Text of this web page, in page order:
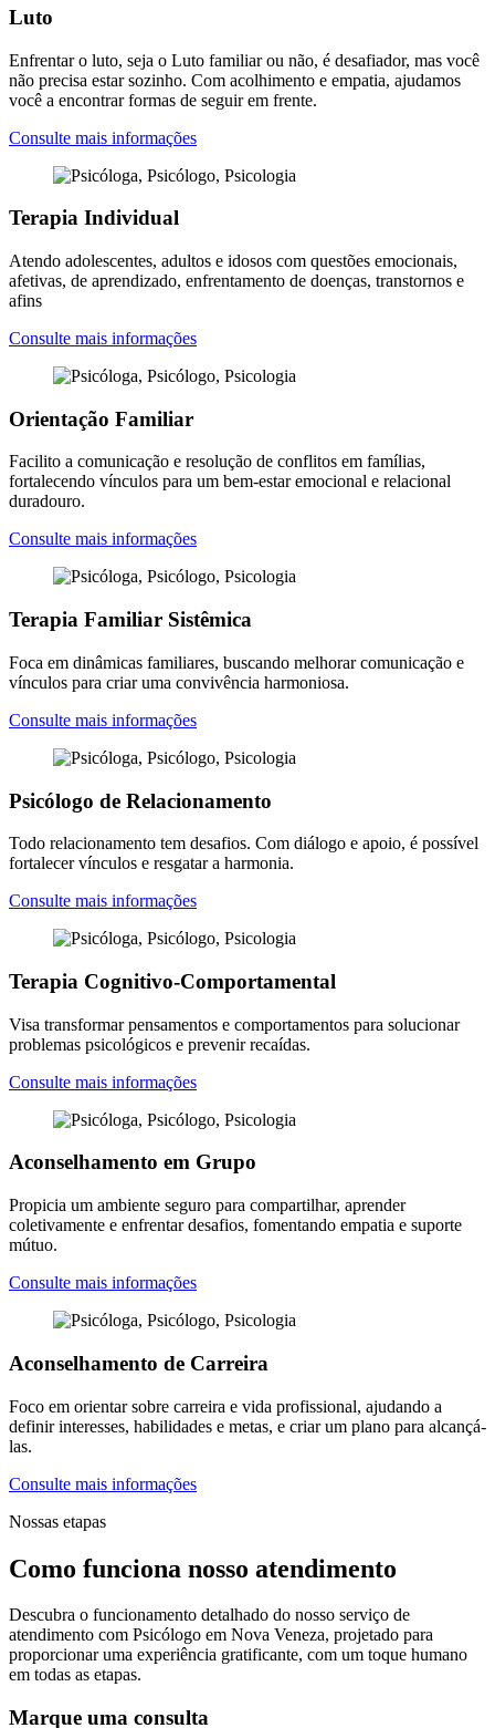
Luto
Enfrentar o luto, seja o Luto familiar ou não, é desafiador, mas você
não precisa estar sozinho. Com acolhimento e empatia, ajudamos
você a encontrar formas de seguir em frente.
Consulte mais informações
Terapia Individual
Atendo adolescentes, adultos e idosos com questões emocionais,
afetivas, de aprendizado, enfrentamento de doenças, transtornos e
afins
Consulte mais informações
Orientação Familiar
Facilito a comunicação e resolução de conflitos em famílias,
fortalecendo vínculos para um bem-estar emocional e relacional
duradouro.
Consulte mais informações
Terapia Familiar Sistêmica
Foca em dinâmicas familiares, buscando melhorar comunicação e
vínculos para criar uma convivência harmoniosa.
Consulte mais informações
Psicólogo de Relacionamento
Todo relacionamento tem desafios. Com diálogo e apoio, é possível
fortalecer vínculos e resgatar a harmonia.
Consulte mais informações
Terapia Cognitivo-Comportamental
Visa transformar pensamentos e comportamentos para solucionar
problemas psicológicos e prevenir recaídas.
Consulte mais informações
Aconselhamento em Grupo
Propicia um ambiente seguro para compartilhar, aprender
coletivamente e enfrentar desafios, fomentando empatia e suporte
mútuo.
Consulte mais informações
Aconselhamento de Carreira
Foco em orientar sobre carreira e vida profissional, ajudando a
definir interesses, habilidades e metas, e criar um plano para alcançá-
las.
Consulte mais informações
Nossas etapas
Como funciona nosso atendimento
Descubra o funcionamento detalhado do nosso serviço de
atendimento com Psicólogo em Nova Veneza, projetado para
proporcionar uma experiência gratificante, com um toque humano
em todas as etapas.
Marque uma consulta